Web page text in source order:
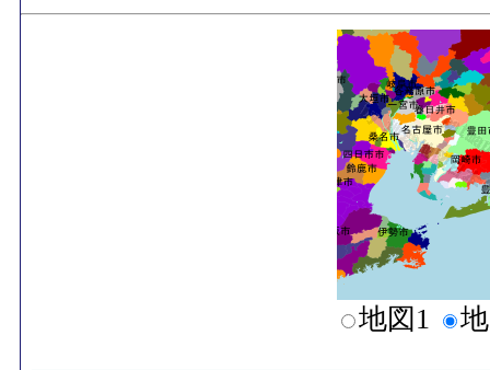
地図1